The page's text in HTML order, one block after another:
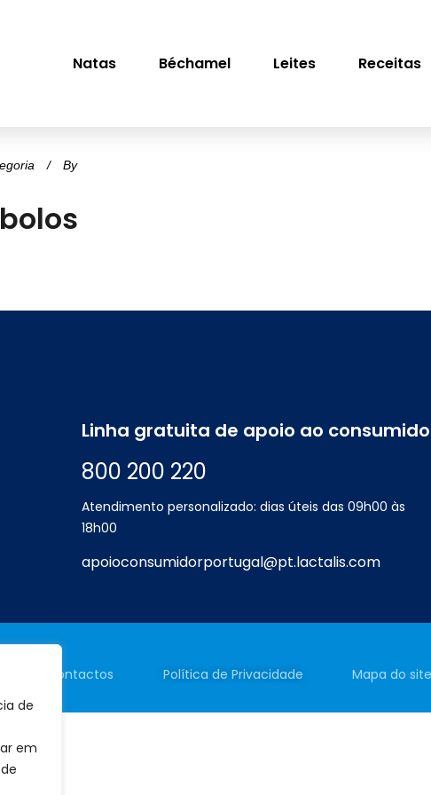
de
em
Natas Béchamel Leites Receitas
By
Linha gratuita de apoio ao
800 200 220
Atendimento personalizado: dias úteis das 09h00 às
18h00
apoioconsumidorportugal@pt.lactalis.com
Contactos Política de Privacidade Mapa do site